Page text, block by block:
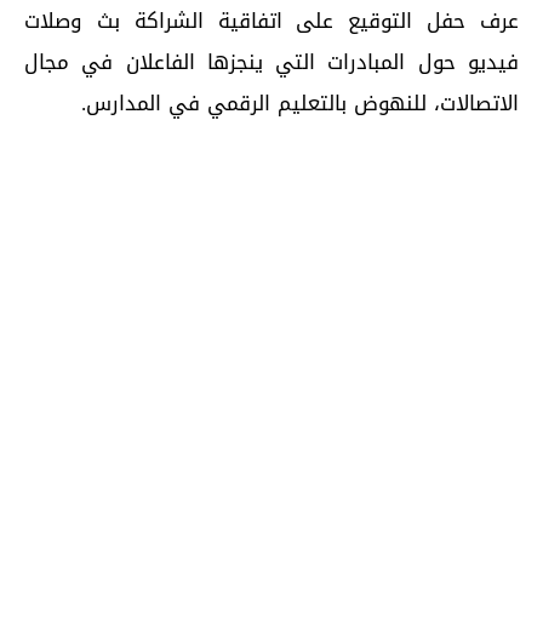
عرف حفل التوقيع على اتفاقية الشراكة بث وصلات
فيديو حول المبادرات التي ينجزها الفاعلان في مجال
الاتصالات، للنهوض بالتعليم الرقمي في المدارس.